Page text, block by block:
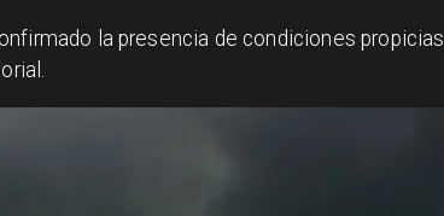
la presencia de condiciones propicias